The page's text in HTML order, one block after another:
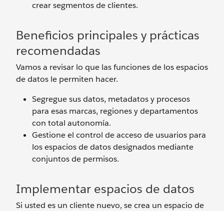
crear segmentos de clientes.
Beneficios principales y prácticas
recomendadas
Vamos a revisar lo que las funciones de los espacios
de datos le permiten hacer.
Segregue sus datos, metadatos y procesos
para esas marcas, regiones y departamentos
con total autonomía.
Gestione el control de acceso de usuarios para
los espacios de datos designados mediante
conjuntos de permisos.
Implementar espacios de datos
Si usted es un cliente nuevo, se crea un espacio de